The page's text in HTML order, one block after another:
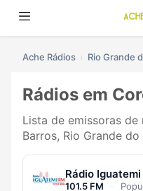
Ache Rádios Rio Grande
Rádios em
Lista de emissoras
Barros, Rio Grande do
Rádio Iguatemi
101.5 FM ·